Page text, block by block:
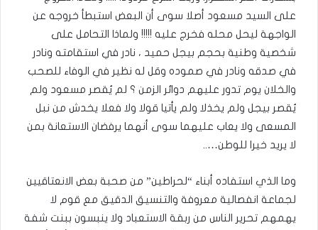
على السيد مسعود أصلا سوى أن البعض استبطأ خروجه عن
الواجهة ليحل محله فخرج عليه !!!!! ولماذا التحامل على
شخصية وطنية بحجم بيجل حميد ، نادر في استقامته ونادر
في صدقه ونادر في صموده وقل له نظير في الوفاء للصحب
والخلان يوم تدور عليهم دوائر الزمن ؟ لم يُقصر مسعود ولم
يُقصر بيجل ولم يخذلا ولم يأتيا قولا ولا فعلا يخدش من نبل
المسعى ولا يعاب عليهما سوى أنهما يرفضان الاستعانة بمن
لا يريد خيرا للوطن…..
وما الذي استفاده أبناء “لحراطين” من صحبة بعض الانعتاقيين
لجماعة انفصالية معروفة والتنسيق الدقيق مع قوم لا
يهمهم تحرير الناس من ربقة الاستعباد ولا ينبسون ببنت شفة